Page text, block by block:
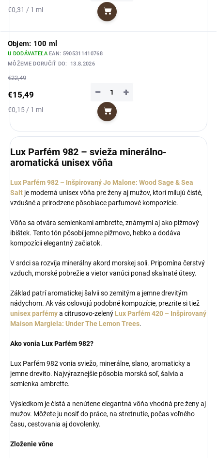
Jednotková
€0,31 / 1 ml
Do košíka
Objem: 100 ml
U DODÁVATEĽAEAN: 5905311410768
MÔŽEME DORUČIŤ DO:
13.8.2026
€22,49
€15,49
Jednotková
€0,15 / 1 ml
+
−
Do košíka
Lux Parfém 982 – svieža minerálno-
aromatická unisex vôňa
Lux Parfém 982 – Inšpirovaný Jo Malone: Wood Sage & Sea
Salt je moderná unisex vôňa pre ženy aj mužov, ktorí milujú čisté,
vzdušné a prirodzene pôsobiace parfumové kompozície.
Vôňa sa otvára semienkami ambrette, známymi aj ako pižmový
ibištek. Tento tón pôsobí jemne pižmovo, hebko a dodáva
kompozícii elegantný začiatok.
V srdci sa rozvíja minerálny akord morskej soli. Pripomína čerstvý
vzduch, morské pobrežie a vietor vanúci ponad skalnaté útesy.
Základ patrí aromatickej šalvii so zemitým a jemne drevitým
nádychom. Ak vás oslovujú podobné kompozície, prezrite si tiež
unisex parfémya citrusovo-zelený Lux Parfém 420 – Inšpirovaný
Maison Margiela: Under The Lemon Trees.
Ako vonia Lux Parfém 982?
Lux Parfém 982 vonia sviežo, minerálne, slano, aromaticky a
jemne drevito. Najvýraznejšie pôsobia morská soľ, šalvia a
semienka ambrette.
Výsledkom je čistá a nenútene elegantná vôňa vhodná pre ženy aj
mužov. Môžete ju nosiť do práce, na stretnutie, počas voľného
času, cestovania aj dovolenky.
Zloženie vône